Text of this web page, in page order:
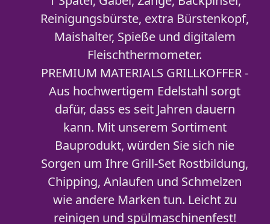
Reinigungsbürste, extra Bürstenkopf,
Maishalter, Spieße und digitalem
Fleischthermometer.
PREMIUM MATERIALS GRILLKOFFER -
Aus hochwertigem Edelstahl sorgt
dafür, dass es seit Jahren dauern
kann. Mit unserem Sortiment
Bauprodukt, würden Sie sich nie
Sorgen um Ihre Grill-Set Rostbildung,
Chipping, Anlaufen und Schmelzen
wie andere Marken tun. Leicht zu
reinigen und spülmaschinenfest!